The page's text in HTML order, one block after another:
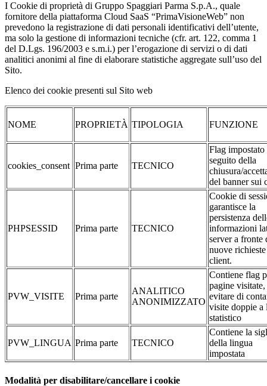
I Cookie di proprietà di Gruppo Spaggiari Parma S.p.A., quale
fornitore della piattaforma Cloud SaaS “PrimaVisioneWeb” non
prevedono la registrazione di dati personali identificativi dell’utente,
ma solo la gestione di informazioni tecniche (cfr. art. 122, comma 1
del D.Lgs. 196/2003 e s.m.i.) per l’erogazione di servizi o di dati
analitici anonimi al fine di elaborare statistiche aggregate sull’uso del
Sito.
Elenco dei cookie presenti sul Sito web
NOME PROPRIETÀ TIPOLOGIA FUNZIONE
cookies_consent Prima parte TECNICO
Flag impostato
seguito della
chiusura/
del banner sui
PHPSESSID Prima parte TECNICO
Cookie di
garantisce la
persistenza
informazioni
server a fronte
nuove
client.
PVW_VISITE Prima parte
ANALITICO
ANONIMIZZATO
Contiene flag
pagine visitate,
evitare di
visite doppie a
statistico
PVW_LINGUA Prima parte TECNICO
Contiene la
della lingua
impostata
Modalità per disabilitare/cancellare i cookie